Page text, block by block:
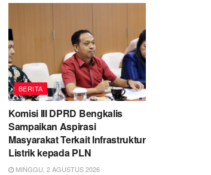
BERITA
Komisi III DPRD Bengkalis
Sampaikan Aspirasi
Masyarakat Terkait Infrastruktur
Listrik kepada PLN
MINGGU, 2 AGUSTUS 2026